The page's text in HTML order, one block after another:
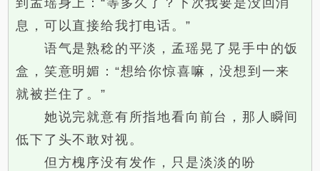
到孟瑶身上：“等多久了？下次我要是没回消
息，可以直接给我打电话。”
语气是熟稔的平淡，孟瑶晃了晃手中的饭
盒，笑意明媚：“想给你惊喜嘛，没想到一来
就被拦住了。”
她说完就意有所指地看向前台，那人瞬间
低下了头不敢对视。
但方槐序没有发作，只是淡淡的吩